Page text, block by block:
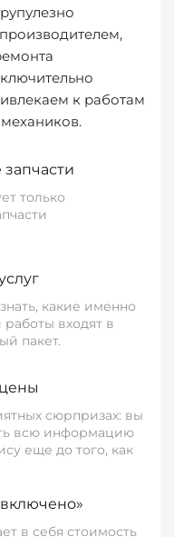
к работам
только
какие именно
работы входят в
пакет.
сюрпризах: вы
всю информацию
еще до того, как
в себя стоимость